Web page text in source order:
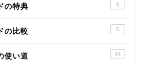
の特典 5
の比較 6
使い道 14